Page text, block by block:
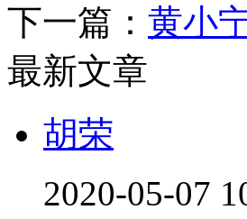
下一篇： 黄小
最新文章
胡荣
2020-05-07